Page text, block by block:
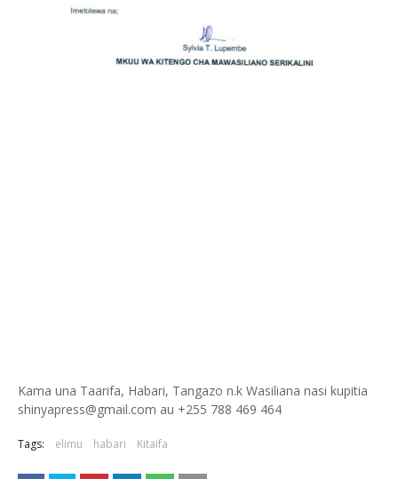
Kama una Taarifa, Habari, Tangazo n.k Wasiliana nasi kupitia
shinyapress@gmail.com au +255 788 469 464
Tags: elimu habari Kitaifa